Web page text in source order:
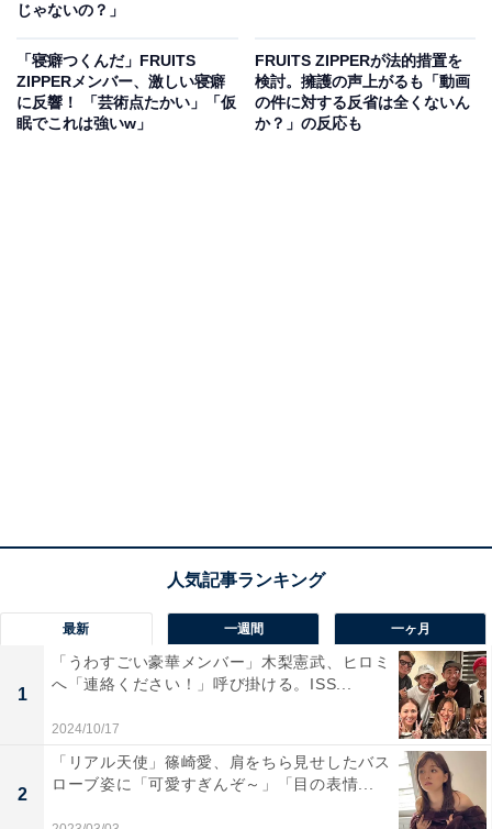
じゃないの？」
「寝癖つくんだ」FRUITS
ZIPPERメンバー、激しい寝癖
に反響！ 「芸術点たかい」「仮
眠でこれは強いw」
FRUITS ZIPPERが法的措置を
検討。擁護の声上がるも「動画
の件に対する反省は全くないん
か？」の反応も
最新 一週間 一ヶ月
1
「うわすごい豪華メンバー」木梨憲武、ヒロミ
へ「連絡ください！」呼び掛ける。ISS...
2024/10/17
2
「リアル天使」篠崎愛、肩をちら見せしたバス
ローブ姿に「可愛すぎんぞ～」「目の表情...